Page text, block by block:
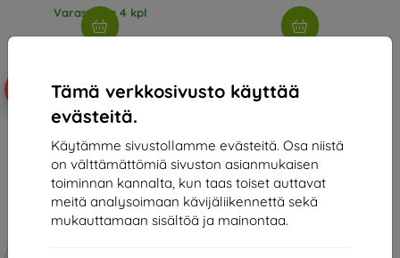
Tämä verkkosivusto käyttää
evästeitä.
Käytämme sivustollamme evästeitä. Osa niistä
on välttämättömiä sivuston asianmukaisen
toiminnan kannalta, kun taas toiset auttavat
meitä analysoimaan kävijäliikennettä sekä
mukauttamaan sisältöä ja mainontaa.
Varastossa 4 kpl